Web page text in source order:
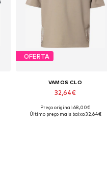
OFERTA
VAMOS CLO
32,64€
Tamanhos disponíveis: S, M, L, XL
Preço original: 68,00€
Último preço mais baixo:32,64€